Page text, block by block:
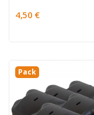
4,50 €
Pack